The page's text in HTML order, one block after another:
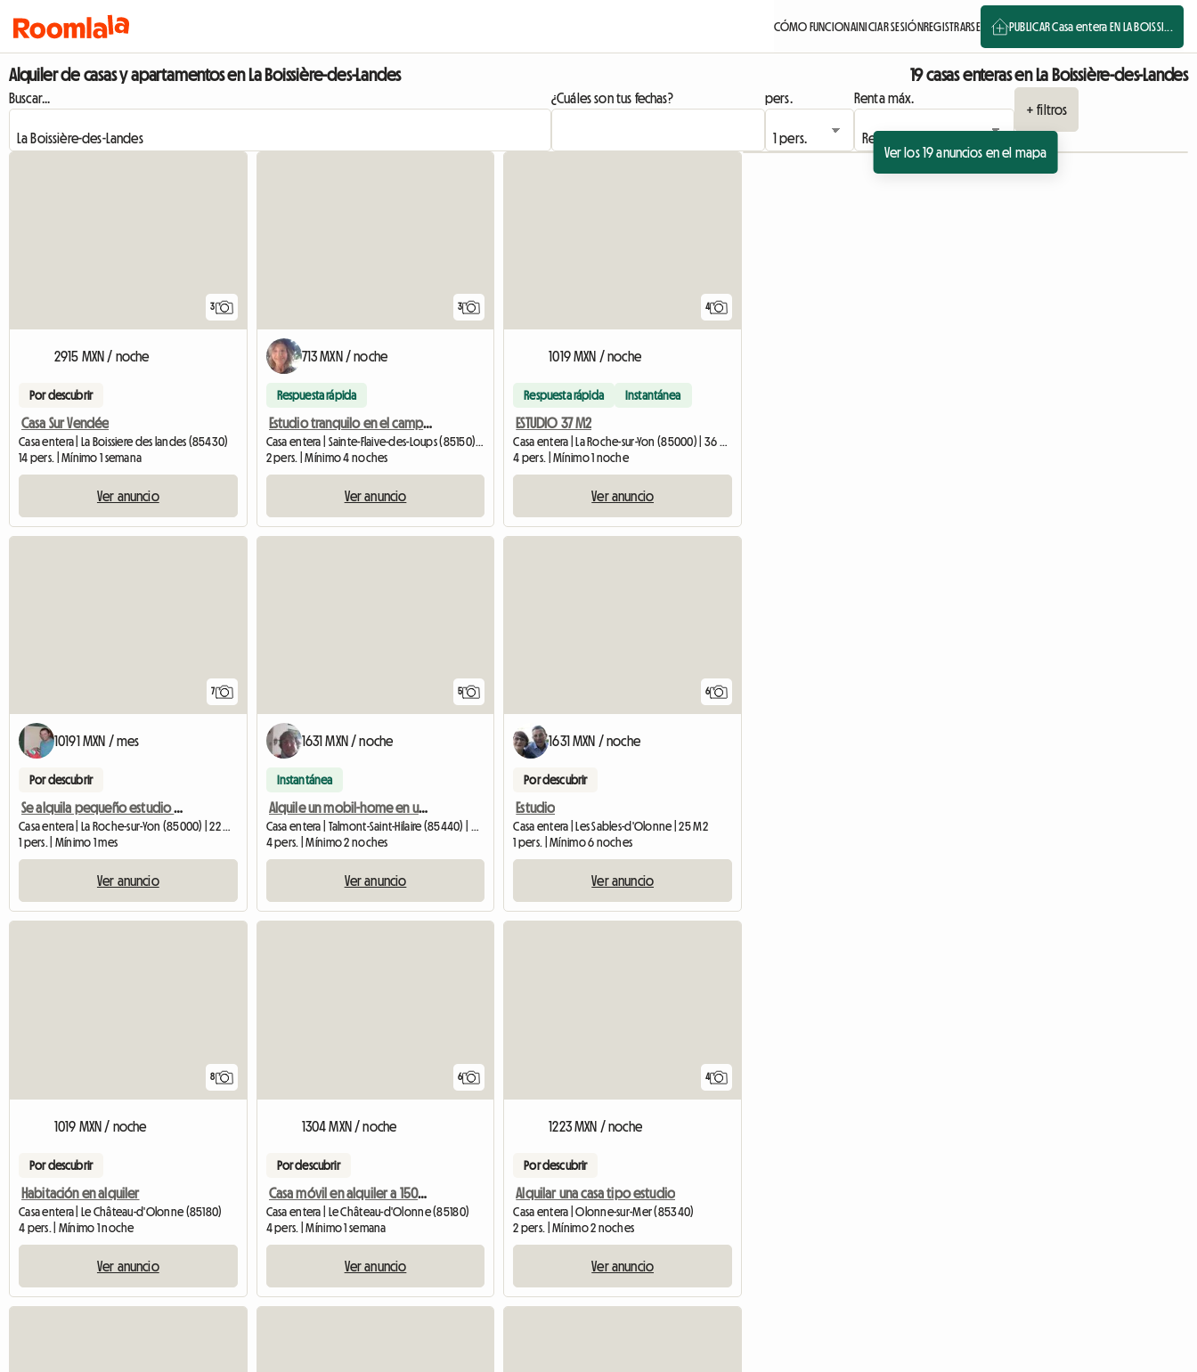
CÓMO FUNCIONAINICIAR SESIÓNREGISTRARSE PUBLICAR Casa entera EN LA BOISSI...
Alquiler de casas y apartamentos en La Boissière-des-Landes 19 casas enteras en La Boissière-des-Landes
Buscar... ¿Cuáles son tus fechas? pers.
Renta máx.
+ filtros
Ver los 19 anuncios en el mapa
3
2915 MXN / noche
Por descubrir
Casa Sur Vendée
Casa entera | La Boissiere des landes (85430)
14 pers. | Mínimo 1 semana
Ver anuncio
3
713 MXN / noche
Respuesta rápida
Estudio tranquilo en el campo.
Casa entera | Sainte-Flaive-des-Loups (85150) | 25 M2
2 pers. | Mínimo 4 noches
Ver anuncio
4
1019 MXN / noche
Respuesta rápida Instantánea
ESTUDIO 37 M2
Casa entera | La Roche-sur-Yon (85000) | 36 M2
4 pers. | Mínimo 1 noche
Ver anuncio
7
10191 MXN / mes
Por descubrir
Se alquila pequeño estudio independiente de 22 m2
Casa entera | La Roche-sur-Yon (85000) | 22 M2
1 pers. | Mínimo 1 mes
Ver anuncio
5
1631 MXN / noche
Instantánea
Alquile un mobil-home en un camping de 4 estrellas con 2 habitaciones. Toda la comodidad
Casa entera | Talmont-Saint-Hilaire (85440) | 30 M2
4 pers. | Mínimo 2 noches
Ver anuncio
6
1631 MXN / noche
Por descubrir
Estudio
Casa entera | Les Sables-d'Olonne | 25 M2
1 pers. | Mínimo 6 noches
Ver anuncio
8
1019 MXN / noche
Por descubrir
Habitación en alquiler
Casa entera | Le Château-d'Olonne (85180)
4 pers. | Mínimo 1 noche
Ver anuncio
6
1304 MXN / noche
Por descubrir
Casa móvil en alquiler a 150m del mar
Casa entera | Le Château-d'Olonne (85180)
4 pers. | Mínimo 1 semana
Ver anuncio
4
1223 MXN / noche
Por descubrir
Alquilar una casa tipo estudio
Casa entera | Olonne-sur-Mer (85340)
2 pers. | Mínimo 2 noches
Ver anuncio